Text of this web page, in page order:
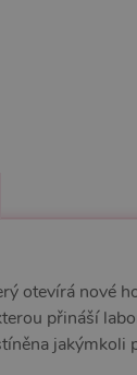
otevírá nové
přináší
jakýmkoli